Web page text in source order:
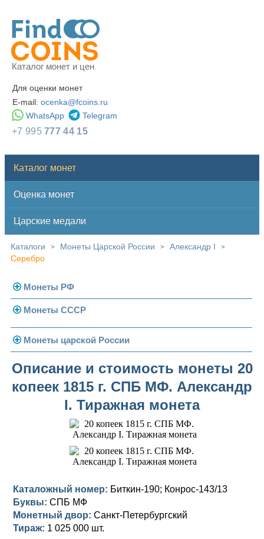
Каталог монет и цен
Для оценки монет
E-mail: ocenka@fcoins.ru
WhatsApp
Telegram
+7 995777 44 15
Каталог монет
Оценка монет
Царские медали
Каталоги > Монеты Царской России > Александр I >
Серебро
Монеты РФ
Современная Россия
Монеты 1991-1993 гг.
Монеты СССР
Погодовка СССР
Монеты 1958 года
Золотые червонцы
Памятные и юбилейные
Монеты царской России
Николай II (1894-1917)
Золото
Германская оккупация
Для Финляндии
Памятные и донативные
Александр III (1881-1894)
Для Финляндии
Памятные и донативные
Александр II (1855-1881)
Медь
Для Финляндии
Памятные и донативные
Николай I (1825-1855)
Платина, золото
Серебро
Для Грузии
Александр I (1801-1825)
Золото
Серебро
Медь
Павел I (1796-1801)
Серебро
Екатерина II (1762-1796)
Золото
Петр III (1762)
Описание и стоимость монеты 20
копеек 1815 г. СПБ МФ. Александр
I. Тиражная монета
Каталожный номер: Биткин-190; Конрос-143/13
Буквы: СПБ МФ
Монетный двор: Санкт-Петербургский
Тираж: 1 025 000 шт.